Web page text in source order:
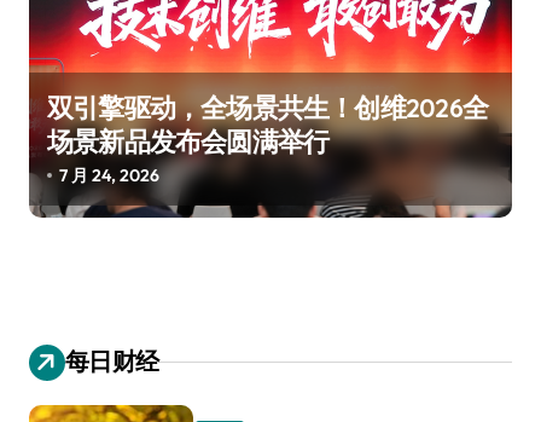
双引擎驱动，全场景共生！创维2026全
场景新品发布会圆满举行
7 月 24, 2026
每日财经